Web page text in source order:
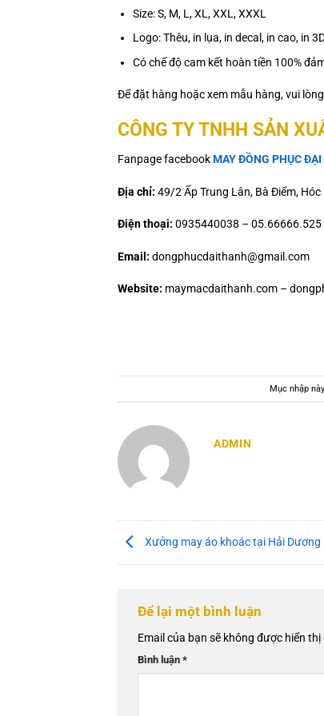
Size: S, M, L, XL, XXL, XXXL
Logo: Thêu, in lụa, in decal, in cao, in
Có chế độ cam kết hoàn tiền 100%
Để đặt hàng hoặc xem mẫu hàng, vui
CÔNG TY TNHH SẢN
Fanpage facebookMAY ĐỒNG PHỤC
Địa chỉ: 49/2 Ấp Trung Lân, Bà Điểm, Hóc
Điện thoại: 0935440038 – 05.66666.525
Email: dongphucdaithanh@gmail.com
Website: maymacdaithanh.com –
Mục nhập
ADMIN
Xưởng may áo khoác tại Hải Dương
Để lại một bình luận
Email của bạn sẽ không được hiển thị
Bình luận *